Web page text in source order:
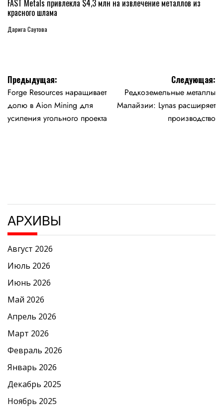
FAST Metals привлекла $4,3 млн на извлечение металлов из
красного шлама
Дарига Саутова
Навигация
по
записям
Предыдущая:
Forge Resources наращивает
долю в Aion Mining для
усиления угольного проекта
Следующая:
Редкоземельные металлы
Малайзии: Lynas расширяет
производство
АРХИВЫ
Август 2026
Июль 2026
Июнь 2026
Май 2026
Апрель 2026
Март 2026
Февраль 2026
Январь 2026
Декабрь 2025
Ноябрь 2025